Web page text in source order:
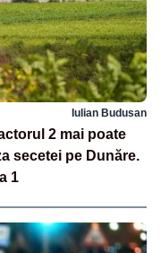
Iulian Budusan
2 mai poate
secetei pe Dunăre.
1